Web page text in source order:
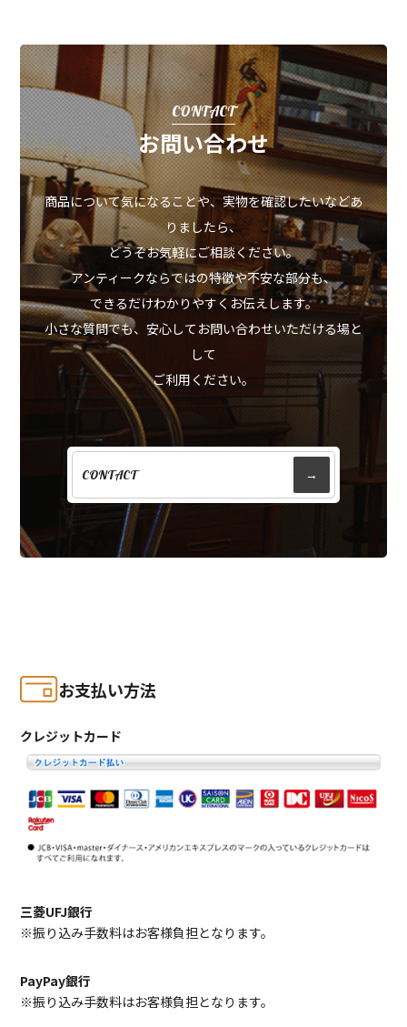
CONTACT
お問い合わせ
商品について気になることや、実物を確認したいなどあ
りましたら、
どうぞお気軽にご相談ください。
アンティークならではの特徴や不安な部分も、
できるだけわかりやすくお伝えします。
小さな質問でも、安心してお問い合わせいただける場と
して
ご利用ください。
CONTACT →
お支払い方法
クレジットカード
三菱UFJ銀行
※振り込み手数料はお客様負担となります。
PayPay銀行
※振り込み手数料はお客様負担となります。